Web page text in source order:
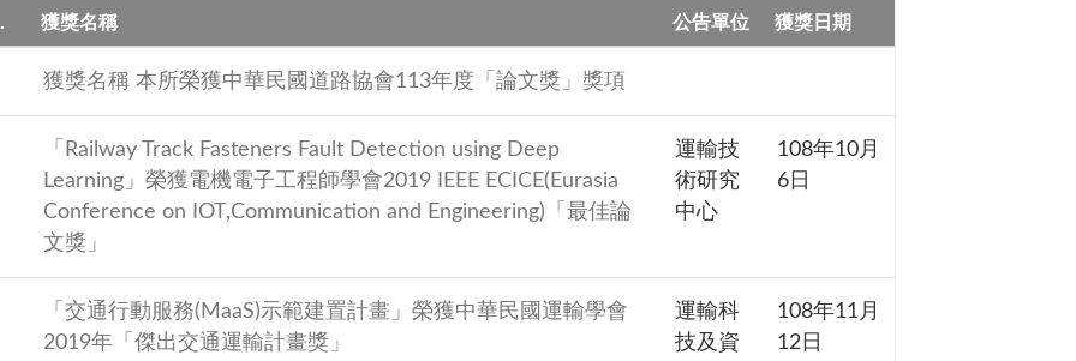
獲獎名稱 公告單位 獲獎日期
獲獎名稱 本所榮獲中華民國道路協會113年度「論文獎」獎項
「Railway Track Fasteners Fault Detection using Deep
Learning」榮獲電機電子工程師學會2019 IEEE ECICE(Eurasia
Conference on IOT,Communication and Engineering)「最佳論
文獎」
運輸技
術研究
中心
108年10月
6日
「交通行動服務(MaaS)示範建置計畫」榮獲中華民國運輸學會
2019年「傑出交通運輸計畫獎」
運輸科
技及資
108年11月
12日